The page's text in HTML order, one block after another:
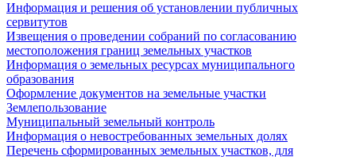
Информация и решения об установлении публичных
сервитутов
Извещения о проведении собраний по согласованию
местоположения границ земельных участков
Информация о земельных ресурсах муниципального
образования
Оформление документов на земельные участки
Землепользование
Муниципальный земельный контроль
Информация о невостребованных земельных долях
Перечень сформированных земельных участков, для